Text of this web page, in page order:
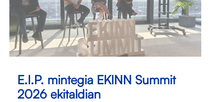
E.I.P. mintegia EKINN Summit
2026 ekitaldian